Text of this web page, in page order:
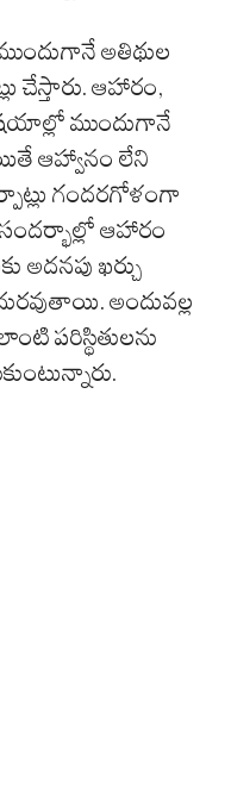
అతిథుల
చేస్తారు. ఆహారం,
ముందుగానే
ఆహ్వానం లేని
గందరగోళంగా
సందర్భాల్లో ఆహారం
అదనపు ఖర్చు
అందువల్ల
పరిస్థితులను